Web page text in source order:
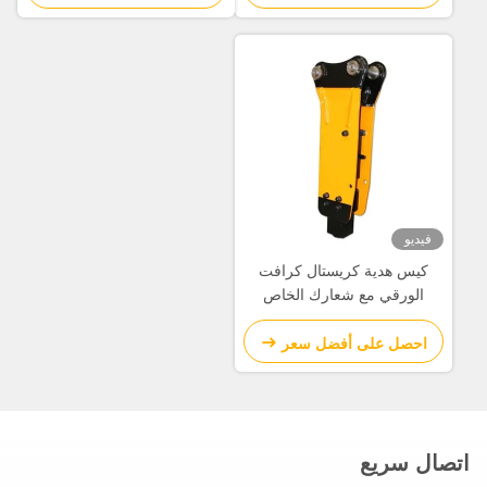
فيديو
كيس هدية كريستال كرافت
الورقي مع شعارك الخاص
لحفلة عيد الميلاد الزخرفية
احصل على أفضل سعر
اتصال سريع